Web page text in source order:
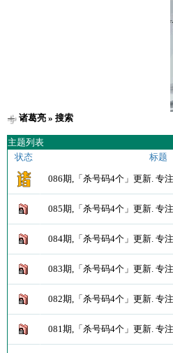
诸葛亮» 搜索
主题列表
状态
标题
086期,「杀号码4个」更新. 专
085期,「杀号码4个」更新. 专
084期,「杀号码4个」更新. 专
083期,「杀号码4个」更新. 专
082期,「杀号码4个」更新. 专
081期,「杀号码4个」更新. 专